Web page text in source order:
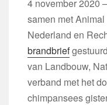
4 november 2020
samen met
Nederland en
brandbrief
van Landbouw,
verband met het
chimpansees